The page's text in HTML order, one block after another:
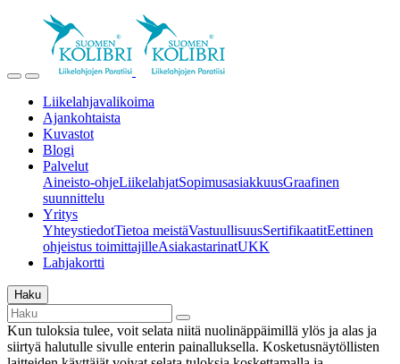
Liikelahjavalikoima
Ajankohtaista
Kuvastot
Blogi
Palvelut
Aineisto-ohjeLiikelahjatSopimusasiakkuusGraafinen
suunnittelu
Yritys
YhteystiedotTietoa meistäVastuullisuusSertifikaatitEettinen
ohjeistus toimittajilleAsiakastarinatUKK
Lahjakortti
Haku
Kun tuloksia tulee, voit selata niitä nuolinäppäimillä ylös ja alas ja
siirtyä halutulle sivulle enterin painalluksella. Kosketusnäytöllisten